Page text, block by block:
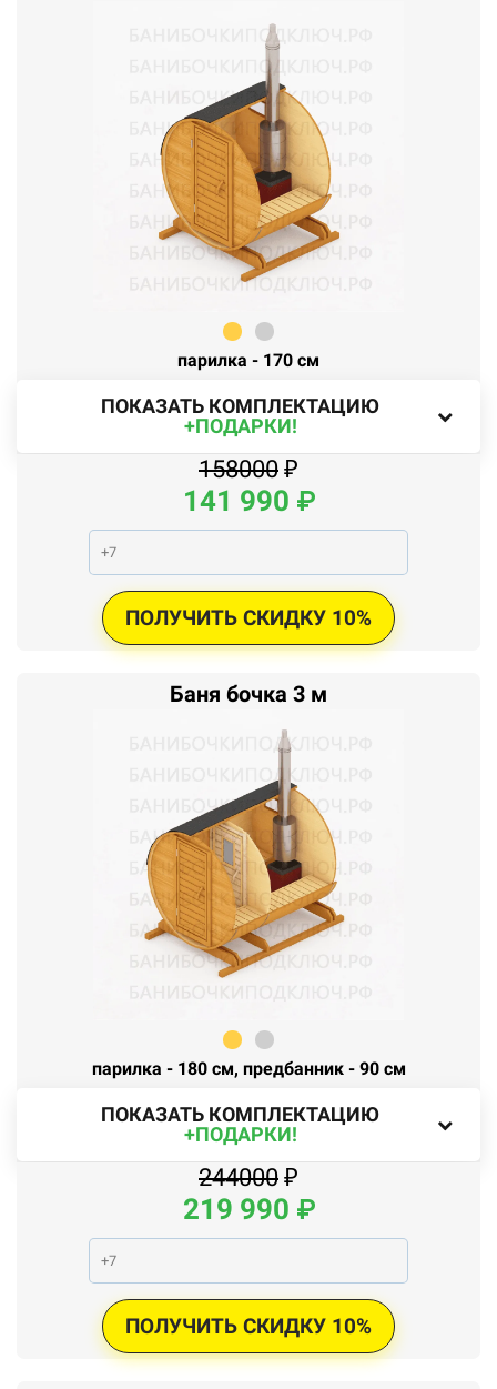
парилка - 170 см
ПОКАЗАТЬ КОМПЛЕКТАЦИЮ
+ПОДАРКИ!
158000 ₽
141 990 ₽
ПОЛУЧИТЬ СКИДКУ 10%
Баня бочка 3 м
парилка - 180 см, предбанник - 90 см
ПОКАЗАТЬ КОМПЛЕКТАЦИЮ
+ПОДАРКИ!
244000 ₽
219 990 ₽
ПОЛУЧИТЬ СКИДКУ 10%